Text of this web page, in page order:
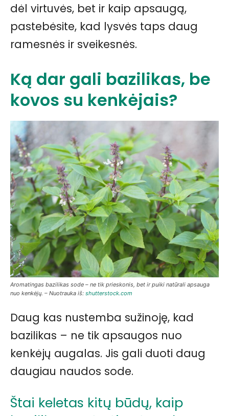
dėl virtuvės, bet ir kaip apsaugą,
pastebėsite, kad lysvės taps daug
ramesnės ir sveikesnės.
Ką dar gali bazilikas, be
kovos su kenkėjais?
Aromatingas bazilikas sode – ne tik prieskonis, bet ir puiki natūrali apsauga
nuo kenkėjų. – Nuotrauka iš: shutterstock.com
Daug kas nustemba sužinoję, kad
bazilikas – ne tik apsaugos nuo
kenkėjų augalas. Jis gali duoti daug
daugiau naudos sode.
Štai keletas kitų būdų, kaip